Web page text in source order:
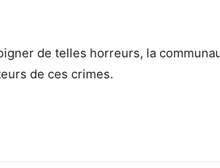
de telles horreurs, la
de ces crimes.